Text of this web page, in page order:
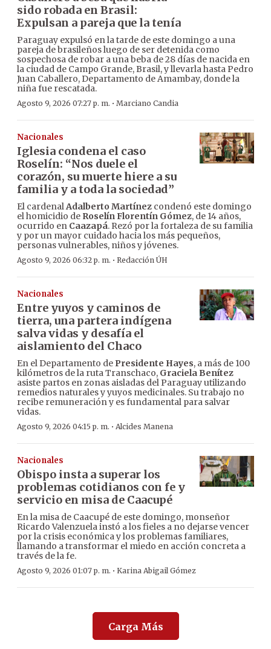
sido robada en Brasil:
Expulsan a pareja que la tenía
Paraguay expulsó en la tarde de este domingo a una
pareja de brasileños luego de ser detenida como
sospechosa de robar a una beba de 28 días de nacida en
la ciudad de Campo Grande, Brasil, y llevarla hasta Pedro
Juan Caballero, Departamento de Amambay, donde la
niña fue rescatada.
Agosto 9, 2026 07:27 p. m. · Marciano Candia
Nacionales
Iglesia condena el caso
Roselín: “Nos duele el
corazón, su muerte hiere a su
familia y a toda la sociedad”
El cardenalAdalberto Martínez condenó este domingo
el homicidio de Roselín Florentín Gómez, de 14 años,
ocurrido en Caazapá. Rezó por la fortaleza de su familia
y por un mayor cuidado hacia los más pequeños,
personas vulnerables, niños y jóvenes.
Agosto 9, 2026 06:32 p. m. · Redacción ÚH
Nacionales
Entre yuyos y caminos de
tierra, una partera indígena
salva vidas y desafía el
aislamiento del Chaco
En el Departamento de Presidente Hayes, a más de 100
kilómetros de la ruta Transchaco, Graciela Benítez
asiste partos en zonas aisladas del Paraguay utilizando
remedios naturales y yuyos medicinales. Su trabajo no
recibe remuneración y es fundamental para salvar
vidas.
Agosto 9, 2026 04:15 p. m. · Alcides Manena
Nacionales
Obispo insta a superar los
problemas cotidianos con fe y
servicio en misa de Caacupé
En la misa de Caacupé de este domingo, monseñor
Ricardo Valenzuela instó a los fieles a no dejarse vencer
por la crisis económica y los problemas familiares,
llamando a transformar el miedo en acción concreta a
través de la fe.
Agosto 9, 2026 01:07 p. m. · Karina Abigail Gómez
Carga Más